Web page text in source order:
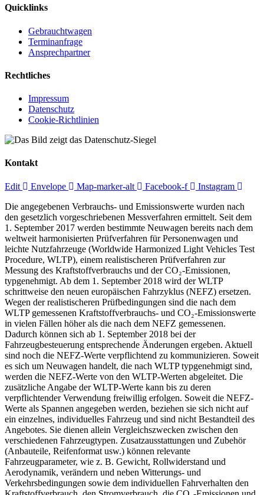
Quicklinks
Gebrauchtwagen
Terminanfrage
Ansprechpartner
Rechtliches
Impressum
Datenschutz
Cookie-Richtlinien
Kontakt
Edit Envelope Map-marker-alt Facebook-f
Instagram
Die angegebenen Verbrauchs- und Emissionswerte wurden nach
den gesetzlich vorgeschriebenen Messverfahren ermittelt. Seit dem
1. September 2017 werden bestimmte Neuwagen bereits nach dem
weltweit harmonisierten Prüfverfahren für Personenwagen und
leichte Nutzfahrzeuge (Worldwide Harmonized Light Vehicles Test
Procedure, WLTP), einem realistischeren Prüfverfahren zur
Messung des Kraftstoffverbrauchs und der CO₂-Emissionen,
typgenehmigt. Ab dem 1. September 2018 wird der WLTP
schrittweise den neuen europäischen Fahrzyklus (NEFZ) ersetzen.
Wegen der realistischeren Prüfbedingungen sind die nach dem
WLTP gemessenen Kraftstoffverbrauchs- und CO₂-Emissionswerte
in vielen Fällen höher als die nach dem NEFZ gemessenen.
Dadurch können sich ab 1. September 2018 bei der
Fahrzeugbesteuerung entsprechende Änderungen ergeben. Aktuell
sind noch die NEFZ-Werte verpflichtend zu kommunizieren. Soweit
es sich um Neuwagen handelt, die nach WLTP typgenehmigt sind,
werden die NEFZ-Werte von den WLTP-Werten abgeleitet. Die
zusätzliche Angabe der WLTP-Werte kann bis zu deren
verpflichtender Verwendung freiwillig erfolgen. Soweit die NEFZ-
Werte als Spannen angegeben werden, beziehen sie sich nicht auf
ein einzelnes, individuelles Fahrzeug und sind nicht Bestandteil des
Angebotes. Sie dienen allein Vergleichszwecken zwischen den
verschiedenen Fahrzeugtypen. Zusatzausstattungen und Zubehör
(Anbauteile, Reifenformat usw.) können relevante
Fahrzeugparameter, wie z. B. Gewicht, Rollwiderstand und
Aerodynamik, verändern und neben Witterungs- und
Verkehrsbedingungen sowie dem individuellen Fahrverhalten den